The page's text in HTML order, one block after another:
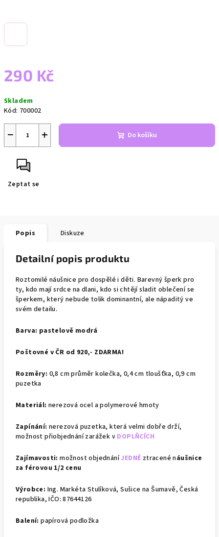
290 Kč
cena:
Skladem
Kód: 700002
+
− Do košíku
Zeptat se
Popis Diskuze
Detailní popis produktu
Roztomilé náušnice pro dospělé i děti. Barevný šperk pro
ty, kdo mají srdce na dlani, kdo si chtějí sladit oblečení se
šperkem, který nebude tolik dominantní, ale nápaditý ve
svém detailu.
Barva: pastelově modrá
Poštovné v ČR od 920,- ZDARMA!
Rozměry: 0,8 cm průměr kolečka, 0,4 cm tloušťka, 0,9 cm
puzetka
Materiál: nerezová ocel a polymerové hmoty
Zapínání: nerezová puzetka, která velmi dobře drží,
možnost přiobjednání zarážek v DOPLŇCÍCH
Zajímavosti:možnost objednáníJEDNÉ ztracené náušnice
za férovou 1/2 cenu
Výrobce: Ing. Markéta Stulíková, Sušice na Šumavě, Česká
republika, IČO: 87644126
Balení: papírová podložka